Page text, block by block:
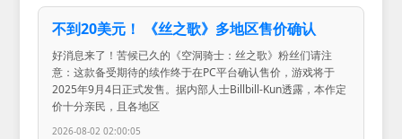
不到20美元！ 《丝之歌》多地区售价确认
好消息来了！苦候已久的《空洞骑士：丝之歌》粉丝们请注
意：这款备受期待的续作终于在PC平台确认售价，游戏将于
2025年9月4日正式发售。据内部人士Billbill-Kun透露，本作定
价十分亲民，且各地区
2026-08-02 02:00:05